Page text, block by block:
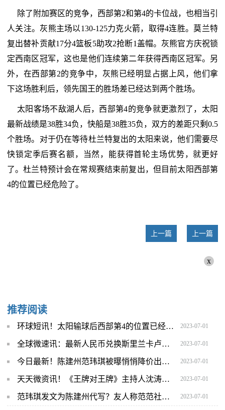
除了附加赛区的竞争，西部第2和第4的卡位战，也相当引
人关注。灰熊主场以130-125力克火箭，取得4连胜。莫兰特
复出替补贡献17分4篮板5助攻2抢断1盖帽。灰熊官方庆祝锁
定西南区冠军，这也是他们连续第二年获得西南区冠军。另
外，在西部第2的竞争中，灰熊已经明显占据上风，他们拿
下这场胜利后，领先国王的胜场差已经达到两个胜场。
太阳客场不敌湖人后，西部第4的竞争就更激烈了，太阳
最新战绩是38胜34负，快船是38胜35负，双方的差距只剩0.5
个胜场。对于仍在等待杜兰特复出的太阳来说，他们需要尽
快锁定季后赛名额，当然，能获得首轮主场优势，就更好
了。杜兰特预计会在常规赛结束前复出，但目前太阳西部第
4的位置已经危险了。
上一篇 上一篇
x
推荐阅读
环球短讯！太阳输球后西部第4的位置已经岌岌可危 2023-07-01
全球微速讯：最新人民币兑换斯里兰卡卢比汇率汇价查询_2023年07月01日 2023-07-01
今日最新！陈建州范玮琪被曝悄悄降价出售豪宅 总价高达5208万台币 2023-07-01
天天微资讯！《王牌对王牌》主持人沈涛官宣得子 发文甜蜜告白妻子 2023-07-01
范玮琪发文为陈建州代写？友人称范范社交账号由丈夫打理 2023-07-01